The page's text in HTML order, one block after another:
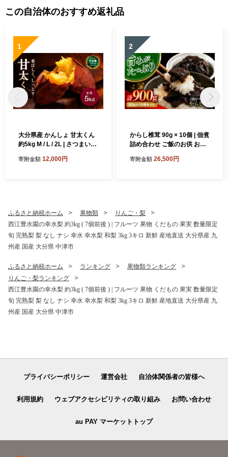
この自治体のおすすめ返礼品
1
大分県産 かんしょ 甘太くん
約5kg M / L / 2L | さつまいも
紅はるか べにはるか 焼き芋
寄附金額 12,000円
2
からし椎茸 90g × 10個 | 佃煮
詰め合わせ ご飯のお供 おか
茸 シイタケ 辛子 からし カラ
寄附金額 26,500円
ふるさと納税ホーム 果物類
りんご・梨
西江豊水園の幸水梨 約3kg ( 7個前後 ) | フルーツ 果物 くだもの 果実 数量限定
旬 完熟梨 梨 なし ナシ 幸水 幸水梨 和梨 3kg 3キロ 新鮮 産地直送 大分県産 九
州産 国産 大分県 中津市
ふるさと納税ホーム ランキング
果物類ランキング
りんご・梨ランキング
西江豊水園の幸水梨 約3kg ( 7個前後 ) | フルーツ 果物 くだもの 果実 数量限定
旬 完熟梨 梨 なし ナシ 幸水 幸水梨 和梨 3kg 3キロ 新鮮 産地直送 大分県産 九
州産 国産 大分県 中津市
プライバシーポリシー 運営会社 自治体関係者の皆様へ
利用規約 ウェブアクセシビリティの取り組み お問い合わせ
au PAY マーケットトップ